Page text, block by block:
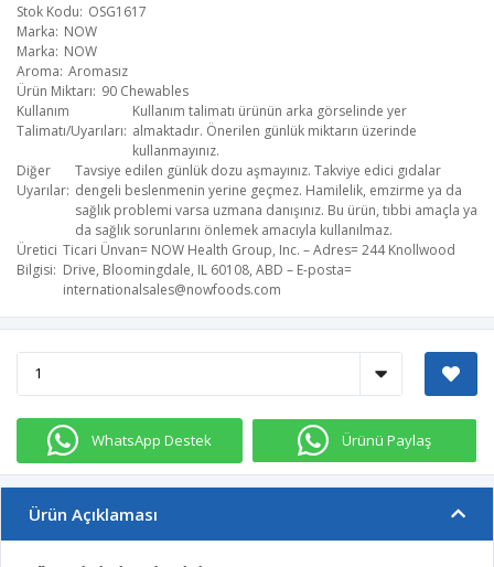
Stok Kodu OSG1617
Marka NOW
Marka NOW
Aroma Aromasız
Ürün Miktarı 90 Chewables
Kullanım
Talimatı/Uyarıları
Kullanım talimatı ürünün arka görselinde yer
almaktadır. Önerilen günlük miktarın üzerinde
kullanmayınız.
Diğer
Uyarılar
Tavsiye edilen günlük dozu aşmayınız. Takviye edici gıdalar
dengeli beslenmenin yerine geçmez. Hamilelik, emzirme ya da
sağlık problemi varsa uzmana danışınız. Bu ürün, tıbbi amaçla ya
da sağlık sorunlarını önlemek amacıyla kullanılmaz.
Üretici
Bilgisi
Ticari Ünvan= NOW Health Group, Inc. – Adres= 244 Knollwood
Drive, Bloomingdale, IL 60108, ABD – E-posta=
internationalsales@nowfoods.com
WhatsApp Destek Ürünü Paylaş
Ürün Açıklaması